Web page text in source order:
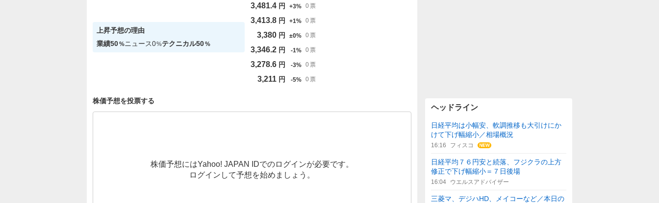
上昇予想の理由
業績50%ニュース0%テクニカル50%
3,481.4 円 +3% 0 票
3,413.8 円 +1% 0 票
3,380 円 ±0% 0 票
3,346.2 円 -1% 0 票
3,278.6 円 -3% 0 票
3,211 円 -5% 0 票
株価予想を投票する
株価予想にはYahoo! JAPAN IDでのログインが必要です。
ログインして予想を始めましょう。
ヘッドライン
日経平均は小幅安、軟調推移も大引けにか
けて下げ幅縮小／相場概況
16:16 フィスコ
日経平均７６円安と続落、フジクラの上方
修正で下げ幅縮小＝７日後場
16:04 ウエルスアドバイザー
三菱マ、デジハHD、メイコーなど／本日の